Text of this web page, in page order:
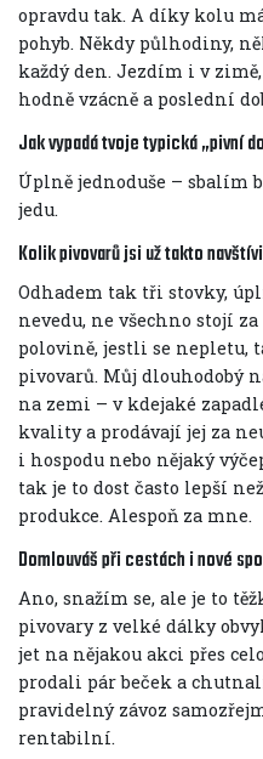
opravdu tak. A díky kolu
pohyb. Někdy půlhodiny,
každý den. Jezdím i v
hodně vzácně a poslední
Jak vypadá tvoje typická „pivní
Úplně jednoduše – sbalím
jedu.
Kolik pivovarů jsi už takto
Odhadem tak tři stovky,
nevedu, ne všechno stojí
polovině, jestli se nepletu,
pivovarů. Můj dlouhodobý
na zemi – v kdejaké
kvality a prodávají jej za
i hospodu nebo nějaký
tak je to dost často lepší
produkce. Alespoň za mne.
Domlouváš při cestách i nové
Ano, snažím se, ale je to
pivovary z velké dálky
jet na nějakou akci přes
prodali pár beček a
pravidelný závoz
rentabilní.